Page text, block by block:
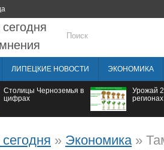
ЛИПЕЦКИЕ НОВОСТИ ЭКОНОМИКА
Столицы Черноземья в
цифрах
Урожай
» Экономика»